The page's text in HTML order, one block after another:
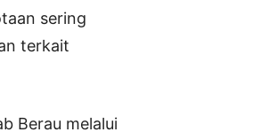
sering
terkait
Berau melalui